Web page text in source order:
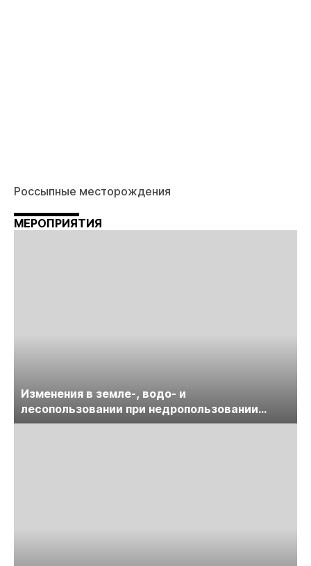
Россыпные месторождения
МЕРОПРИЯТИЯ
Изменения в земле-, водо- и
лесопользовании при недропользовании
обсудят на семинаре «ПравоТЭК»